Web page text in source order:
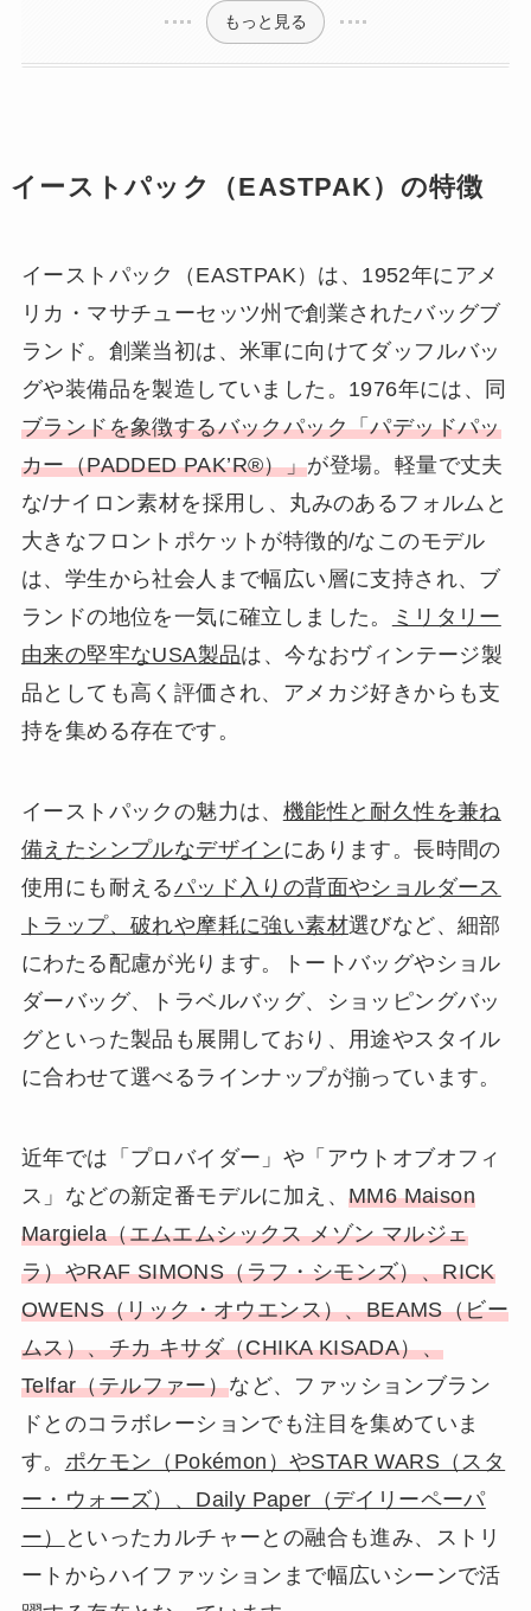
もっと見る
イーストパック（EASTPAK）の特徴
イーストパック（EASTPAK）は、1952年にアメ
リカ・マサチューセッツ州で創業されたバッグブ
ランド。創業当初は、米軍に向けてダッフルバッ
グや装備品を製造していました。1976年には、同
ブランドを象徴するバックパック「パデッドパッ
カー（PADDED PAK’R®）」が登場。軽量で丈夫
な/ナイロン素材を採用し、丸みのあるフォルムと
大きなフロントポケットが特徴的/なこのモデル
は、学生から社会人まで幅広い層に支持され、ブ
ランドの地位を一気に確立しました。
ミリタリー
由来の堅牢なUSA製品は、今なおヴィンテージ製
品としても高く評価され、アメカジ好きからも支
持を集める存在です。
イーストパックの魅力は、 機能性と耐久性を兼ね
備えたシンプルなデザインにあります。長時間の
使用にも耐えるパッド入りの背面やショルダース
トラップ、破れや摩耗に強い素材選びなど、細部
にわたる配慮が光ります。トートバッグやショル
ダーバッグ、トラベルバッグ、ショッピングバッ
グといった製品も展開しており、用途やスタイル
に合わせて選べるラインナップが揃っています。
近年では「プロバイダー」や「アウトオブオフィ
ス」などの新定番モデルに加え、 MM6 Maison
Margiela（エムエムシックス メゾン マルジェ
ラ）やRAF SIMONS（ラフ・シモンズ）、RICK
OWENS（リック・オウエンス）、BEAMS（ビー
ムス）、チカ キサダ（CHIKA KISADA）、
Telfar（テルファー）など、ファッションブラン
ドとのコラボレーションでも注目を集めていま
す。 ポケモン（Pokémon）やSTAR WARS（スタ
ー・ウォーズ）、Daily Paper（デイリーペーパ
ー）
といったカルチャーとの融合も進み、ストリ
ートからハイファッションまで幅広いシーンで活